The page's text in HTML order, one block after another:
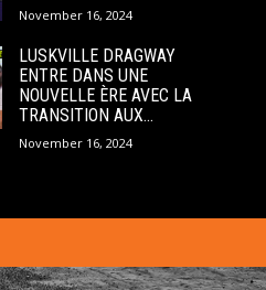
November 16, 2024
LUSKVILLE DRAGWAY
ENTRE DANS UNE
NOUVELLE ÈRE AVEC LA
TRANSITION AUX...
November 16, 2024